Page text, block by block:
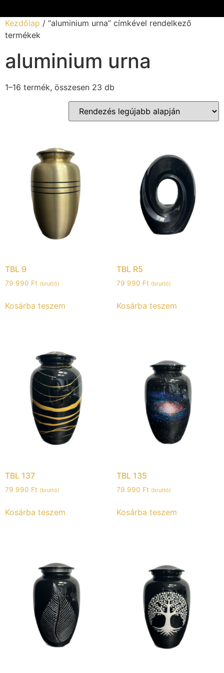
Kezdőlap / “aluminium urna” címkével rendelkező
termékek
aluminium urna
1–16 termék, összesen 23 db
TBL 9
79 990 Ft (bruttó)
Kosárba teszem
TBL R5
79 990 Ft (bruttó)
Kosárba teszem
TBL 137
79 990 Ft (bruttó)
Kosárba teszem
TBL 135
79 990 Ft (bruttó)
Kosárba teszem